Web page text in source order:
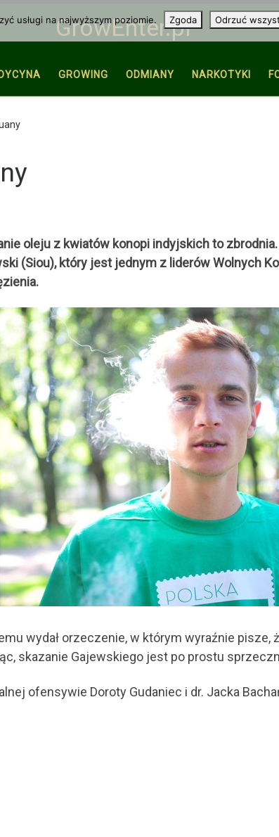
GrowEnter.pl
GROWING ODMIANY NARKOTYKI
oleju z kwiatów konopi indyjskich to
(Siou), który jest jednym z liderów Wolnych
wydał orzeczenie, w którym wyraźnie
skazanie Gajewskiego jest po prostu
ofensywie Doroty Gudaniec i dr. Jacka
usługi na najwyższym poziomie. Zgoda Odrzuć